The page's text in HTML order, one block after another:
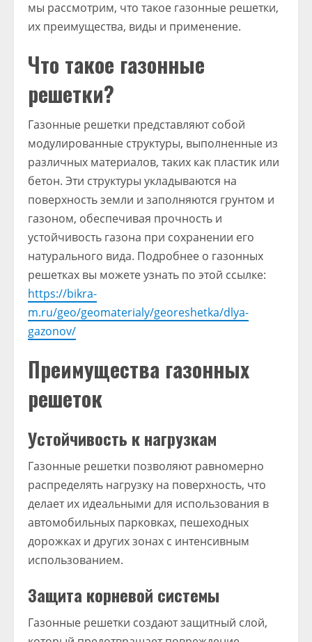
мы рассмотрим, что такое газонные решетки,
их преимущества, виды и применение.
Что такое газонные
решетки?
Газонные решетки представляют собой
модулированные структуры, выполненные из
различных материалов, таких как пластик или
бетон. Эти структуры укладываются на
поверхность земли и заполняются грунтом и
газоном, обеспечивая прочность и
устойчивость газона при сохранении его
натурального вида. Подробнее о газонных
решетках вы можете узнать по этой ссылке:
https://bikra-
m.ru/geo/geomaterialy/georeshetka/dlya-
gazonov/
Преимущества газонных
решеток
Устойчивость к нагрузкам
Газонные решетки позволяют равномерно
распределять нагрузку на поверхность, что
делает их идеальными для использования в
автомобильных парковках, пешеходных
дорожках и других зонах с интенсивным
использованием.
Защита корневой системы
Газонные решетки создают защитный слой,